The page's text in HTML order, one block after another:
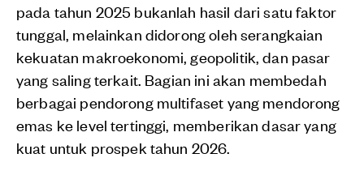
pada tahun 2025 bukanlah hasil dari satu faktor
tunggal, melainkan didorong oleh serangkaian
kekuatan makroekonomi, geopolitik, dan pasar
yang saling terkait. Bagian ini akan membedah
berbagai pendorong multifaset yang mendorong
emas ke level tertinggi, memberikan dasar yang
kuat untuk prospek tahun 2026.